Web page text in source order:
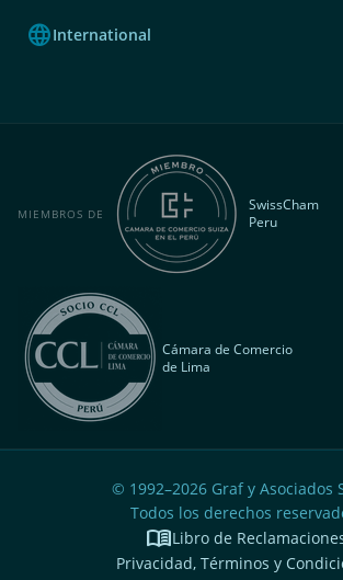
languageInternational
MIEMBROS DE
SwissCham
Peru
Cámara de Comercio
de Lima
© 1992–2026 Graf y Asociados
Todos los derechos
menu_bookLibro de
Privacidad, Términos y